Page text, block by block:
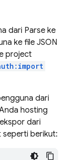
dari Parse ke
ke file JSON
project
dari
hosting
dari
seperti berikut: